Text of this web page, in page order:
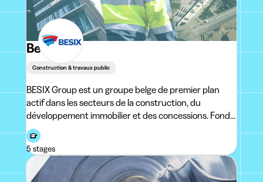
Besix
Construction & travaux public
BESIX Group est un groupe belge de premier plan
actif dans les secteurs de la construction, du
développement immobilier et des concessions. Fondé
en 1909, il a connu une croissance impressionnante
au cours de ces dernières années. Le Groupe est
également pr&eacu
5 stages